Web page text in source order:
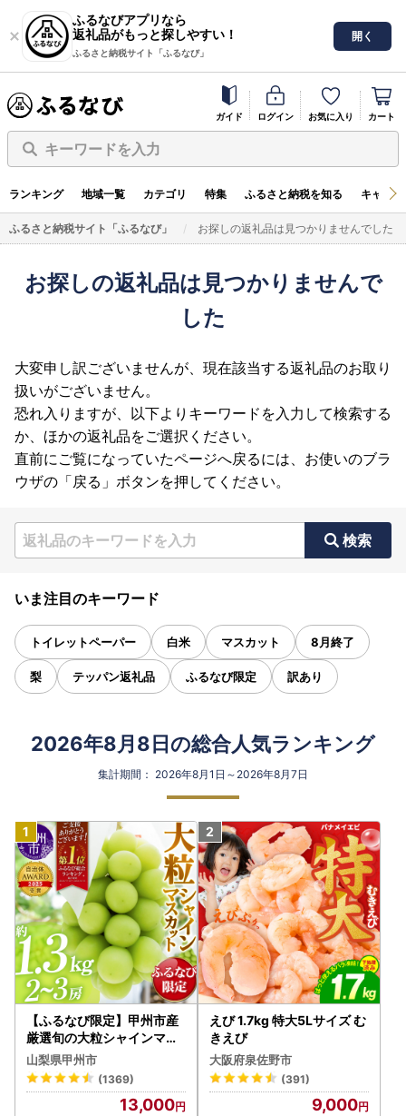
ふるなびアプリなら
返礼品がもっと探しやすい！
ふるさと納税サイト「ふるなび」
開く
ガイド ログイン お気に入り カート
キーワードを入力
ランキング 地域一覧 カテゴリ 特集 ふるさと納税を知る キャン
ふるさと納税サイト「ふるなび」 お探しの返礼品は見つかりませんでした
お探しの返礼品は見つかりませんで
した
大変申し訳ございませんが、現在該当する返礼品のお取り
扱いがございません。
恐れ入りますが、以下よりキーワードを入力して検索する
か、ほかの返礼品をご選択ください。
直前にご覧になっていたページへ戻るには、お使いのブラ
ウザの「戻る」ボタンを押してください。
検索
いま注目のキーワード
トイレットペーパー 白米 マスカット 8月終了
梨 テッパン返礼品 ふるなび限定 訳あり
2026年8月8日の総合人気ランキング
集計期間： 2026年8月1日～2026年8月7日
【ふるなび限定】甲州市産
厳選旬の大粒シャインマス
カット 約1.3kg 2～3房【2
026年発送】（MG）B12-
472 FN-Limited-VO シャ
インマスカット フルーツ
山梨県甲州市
(1369)
13,000
えび 1.7kg 特大5Lサイズ む
きえび
大阪府泉佐野市
(391)
9,000